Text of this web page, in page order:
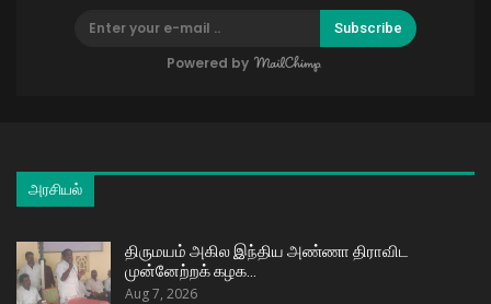
Subscribe
Powered by
அரசியல்
திருமயம் அகில இந்திய அண்ணா திராவிட
முன்னேற்றக் கழக…
Aug 7, 2026